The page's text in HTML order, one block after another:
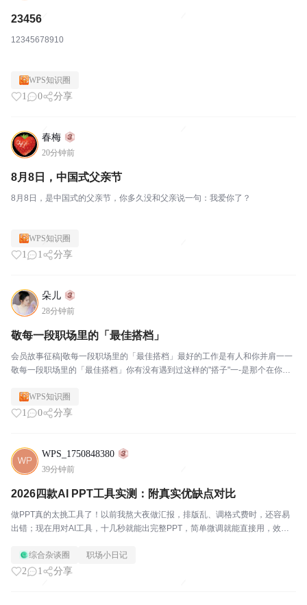
23456
12345678910
WPS知识圈
1 0 分享
春梅
20分钟前
8月8日，中国式父亲节
8月8日，是中国式的父亲节，你多久没和父亲说一句：我爱你了？
WPS知识圈
1 1 分享
朵儿
28分钟前
敬每一段职场里的「最佳搭档」
会员故事征稿|敬每一段职场里的「最佳搭档」最好的工作是有人和你并肩一一
敬每一段职场里的「最佳搭档」你有没有遇到过这样的"搭子"一-是那个在你加
了一刀的项目经理;是那个看到你表格里有个公式...
WPS知识圈
1 0 分享
WPS_1750848380
39分钟前
2026四款AI PPT工具实测：附真实优缺点对比
做PPT真的太挑工具了！以前我熬大夜做汇报，排版乱、调格式费时，还容易
出错；现在用对AI工具，十几秒就能出完整PPT，简单微调就能直接用，效率
I PPT到底该怎么选？说实...
综合杂谈圈 职场小日记
2 1 分享